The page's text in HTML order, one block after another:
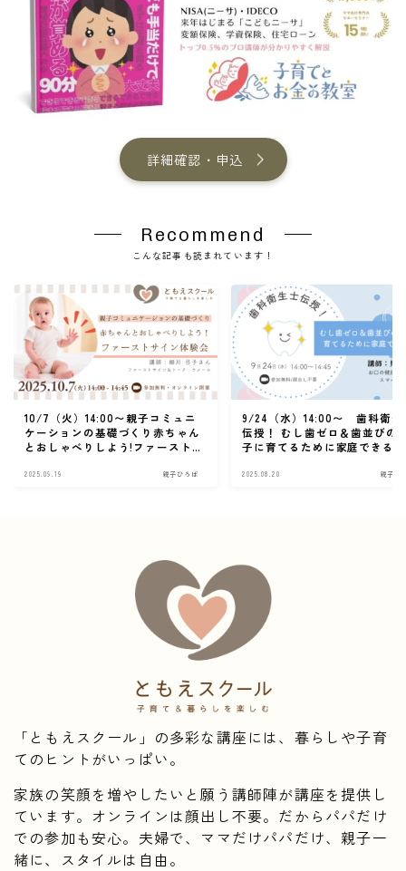
詳細確認・申込
Recommend
こんな記事も読まれています！
10/7（火）14:00〜親子コミュニ
ケーションの基礎づくり赤ちゃん
とおしゃべりしよう!ファーストサ
2025.09.19 親子ひろば
9/24（水）14:00〜 歯科衛生
伝授！ むし歯ゼロ＆歯並びの
子に育てるために家庭できる
2025.08.20 親子ひ
「ともえスクール」の多彩な講座には、暮らしや子育
てのヒントがいっぱい。
家族の笑顔を増やしたいと願う講師陣が講座を提供し
ています。オンラインは顔出し不要。だからパパだけ
での参加も安心。夫婦で、ママだけパパだけ、親子一
緒に、スタイルは自由。